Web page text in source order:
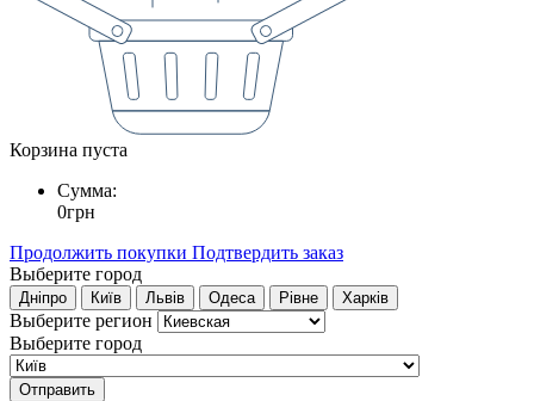
Корзина пуста
Сумма:
0грн
Продолжить покупки Подтвердить заказ
Выберите город
Дніпро Київ Львів Одеса Рівне Харків
Выберите регион
Выберите город
Отправить